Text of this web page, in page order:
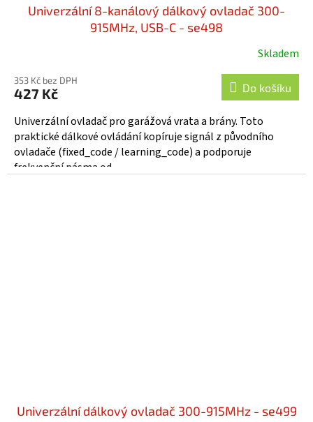
Univerzální 8-kanálový dálkový ovladač 300-
915MHz, USB-C - se498
Skladem
353 Kč bez DPH
427 Kč Do košíku
Univerzální ovladač pro garážová vrata a brány. Toto
praktické dálkové ovládání kopíruje signál z původního
ovladače (fixed_code / learning_code) a podporuje
frekvenční pásma od...
Univerzální dálkový ovladač 300-915MHz - se499